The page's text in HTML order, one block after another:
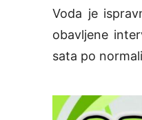
Voda je
obavljene
sata po